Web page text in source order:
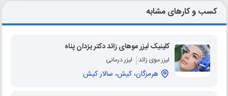
کسب و کارهای مشابه
کلینیک لیزر موهای زائد دکتر یزدان پناه
لیزر موی زائد لیزر درمانی
هرمزگان، کیش، سالار کیش